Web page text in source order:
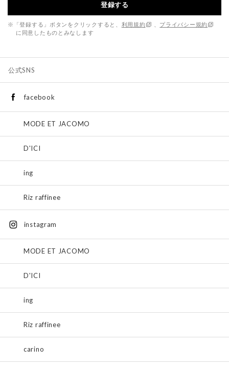
登録する
※「登録する」ボタンをクリックすると、 利用規約
プライバシー規約
に同意したものとみなします
公式SNS
facebook
MODE ET JACOMO
D'ICI
ing
Riz raffinee
instagram
MODE ET JACOMO
D'ICI
ing
Riz raffinee
carino